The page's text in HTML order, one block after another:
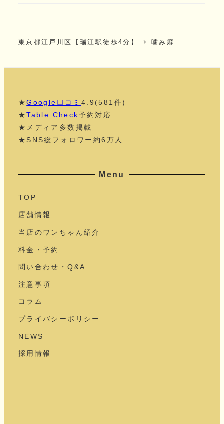
東京都江戸川区【瑞江駅徒歩4分】 噛み癖
★Google口コミ 4.9(581件)
★Table Check予約対応
★メディア多数掲載
★SNS総フォロワー約6万人
Menu
TOP
店舗情報
当店のワンちゃん紹介
料金・予約
問い合わせ・Q&A
注意事項
コラム
プライバシーポリシー
NEWS
採用情報